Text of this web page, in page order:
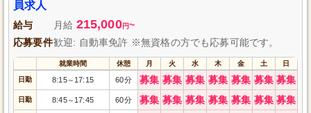
員求人
給与 月給 215,000円~
応募要件歓迎: 自動車免許 ※無資格の方でも応募可能です。
就業時間 休憩 月 火 水 木 金 土 日
日勤 8:15～ 17:15 60分 募集 募集 募集 募集 募集 募集 募集
日勤 8:45～ 17:45 60分 募集 募集 募集 募集 募集 募集 募集